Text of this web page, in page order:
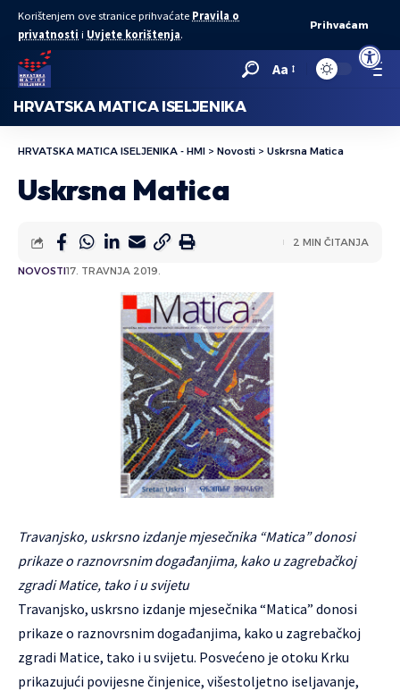
Open
Korištenjem ove stranice prihvaćate Pravila o
privatnosti i Uvjete korištenja.
Prihvaćam
Aa
HRVATSKA MATICA ISELJENIKA
HRVATSKA MATICA ISELJENIKA - HMI > Novosti > Uskrsna Matica
Uskrsna Matica
NOVOSTI17. TRAVNJA 2019.
2 MIN ČITANJA
Travanjsko, uskrsno izdanje mjesečnika “Matica” donosi
prikaze o raznovrsnim događanjima, kako u zagrebačkoj
zgradi Matice, tako i u svijetu
Travanjsko, uskrsno izdanje mjesečnika “Matica” donosi
prikaze o raznovrsnim događanjima, kako u zagrebačkoj
zgradi Matice, tako i u svijetu. Posvećeno je otoku Krku
prikazujući povijesne činjenice, višestoljetno iseljavanje,